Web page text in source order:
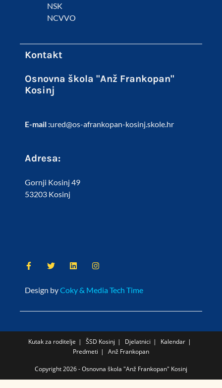
NSK
NCVVO
Kontakt
Osnovna škola "Anž Frankopan"
Kosinj
E-mail :ured@os-afrankopan-kosinj.skole.hr
Adresa:
Gornji Kosinj 49
53203 Kosinj
Design byCoky & Media Tech Time
Kutak za roditelje ŠSD Kosinj Djelatnici
Kalendar
Predmeti
Anž Frankopan
Copyright 2026 - Osnovna škola "Anž Frankopan" Kosinj